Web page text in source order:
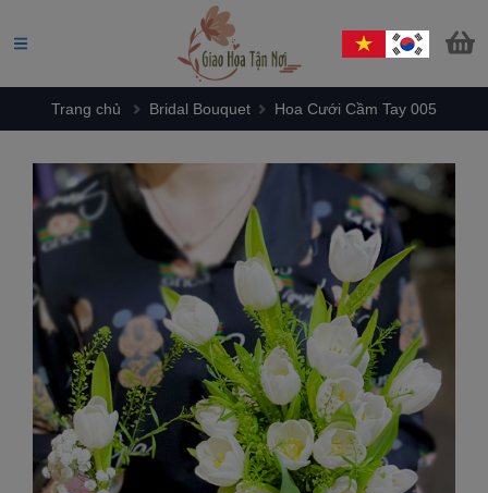
Trang chủ Bridal Bouquet Hoa Cưới Cầm Tay 005